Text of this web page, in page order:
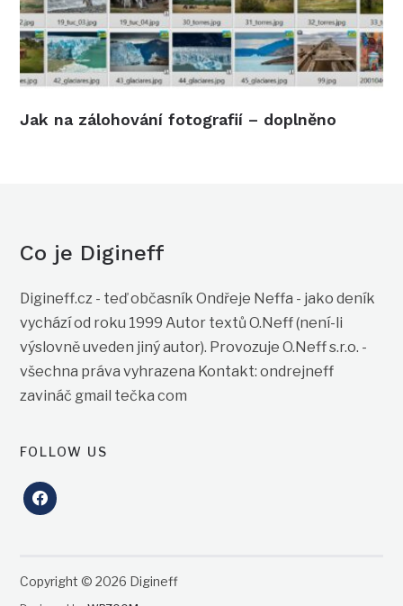
Jak na zálohování fotografií – doplněno
Co je Digineff
Digineff.cz - teď občasník Ondřeje Neffa - jako deník
vychází od roku 1999 Autor textů O.Neff (není-li
výslovně uveden jiný autor). Provozuje O.Neff s.r.o. -
všechna práva vyhrazena Kontakt: ondrejneff
zavináč gmail tečka com
FOLLOW US
facebook
Copyright © 2026 Digineff